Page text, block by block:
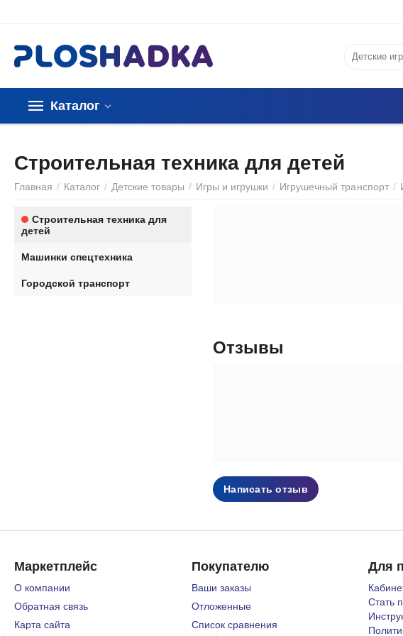
Каталог
Строительная техника для детей
Главная / Каталог / Детские товары / Игры и игрушки / Игрушечный транспорт /
Отзывы
Написать отзыв
Строительная техника для
детей
Машинки спецтехника
Городской транспорт
Маркетплейс
О компании
Обратная связь
Карта сайта
Покупателю
Ваши заказы
Отложенные
Список сравнения
Для
Стать